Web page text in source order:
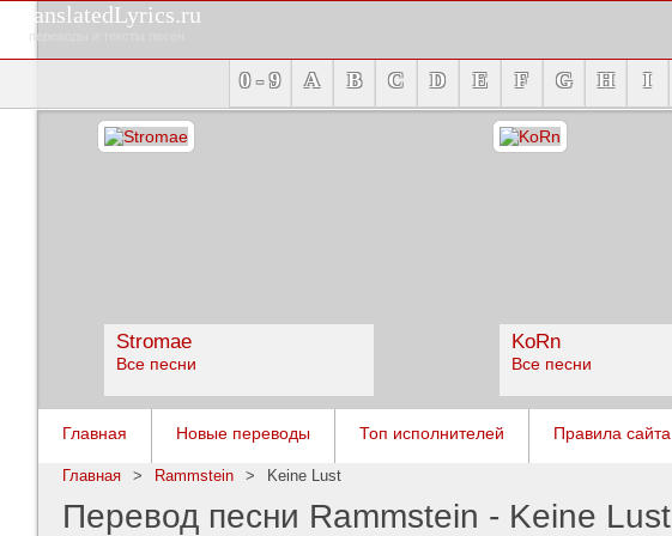
TranslatedLyrics.ru
переводы и тексты песен
0 - 9 A B C D E F G H I
Stromae
Все песни
KoRn
Все песни
Главная Новые переводы Топ исполнителей Правила сайта
Главная > Rammstein > Keine Lust
Перевод песни Rammstein - Keine Lust